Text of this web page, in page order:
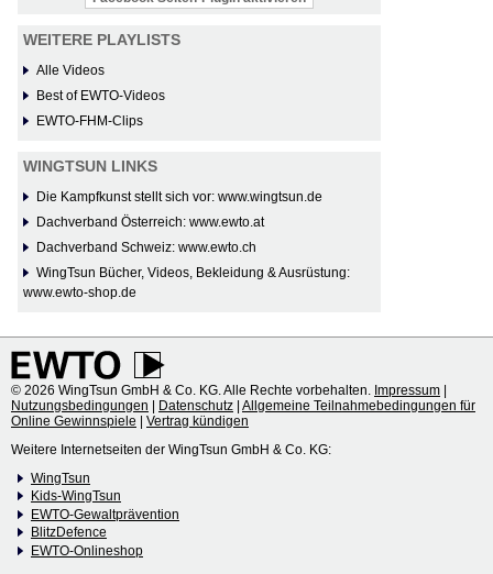
WEITERE PLAYLISTS
Alle Videos
Best of EWTO-Videos
EWTO-FHM-Clips
WINGTSUN LINKS
Die Kampfkunst stellt sich vor: www.wingtsun.de
Dachverband Österreich: www.ewto.at
Dachverband Schweiz: www.ewto.ch
WingTsun Bücher, Videos, Bekleidung & Ausrüstung:
www.ewto-shop.de
© 2026 WingTsun GmbH & Co. KG. Alle Rechte vorbehalten. Impressum |
Nutzungsbedingungen | Datenschutz | Allgemeine Teilnahmebedingungen für
Online Gewinnspiele | Vertrag kündigen
Weitere Internetseiten der WingTsun GmbH & Co. KG:
WingTsun
Kids-WingTsun
EWTO-Gewaltprävention
BlitzDefence
EWTO-Onlineshop